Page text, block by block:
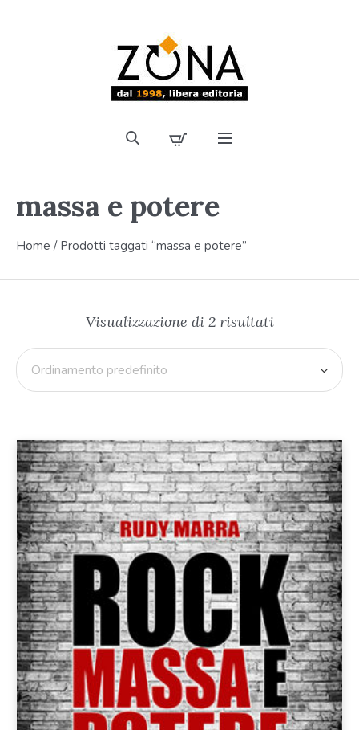
massa e potere
Home / Prodotti taggati “massa e potere”
Visualizzazione di 2 risultati